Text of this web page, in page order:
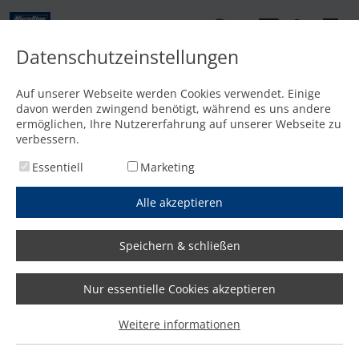
Startseite /Expertenwissen/Wasserstrahlschneiden
Wasserstrahlschneiden
Infos zur
Datenschutzeinstellungen
Auf unserer Webseite werden Cookies verwendet. Einige
davon werden zwingend benötigt, während es uns andere
ermöglichen, Ihre Nutzererfahrung auf unserer Webseite zu
verbessern.
Essentiell
Marketing
Alle akzeptieren
Speichern & schließen
Nur essentielle Cookies akzeptieren
Weitere informationen